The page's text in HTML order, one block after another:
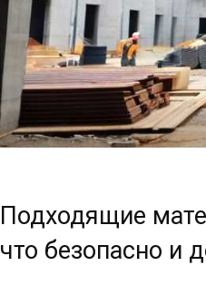
Подходящие
что безопасно и